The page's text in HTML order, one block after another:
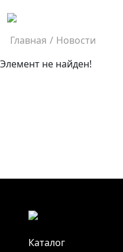
Главная / Новости
Элемент не найден!
Каталог